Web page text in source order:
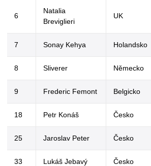
6
Natalia
Breviglieri
UK
7 Sonay Kehya Holandsko
8 Sliverer Německo
9 Frederic Femont Belgicko
18 Petr Konáš Česko
25 Jaroslav Peter Česko
33 Lukáš Jebavý Česko